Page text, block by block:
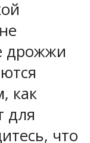
дрожжи
как
для
что